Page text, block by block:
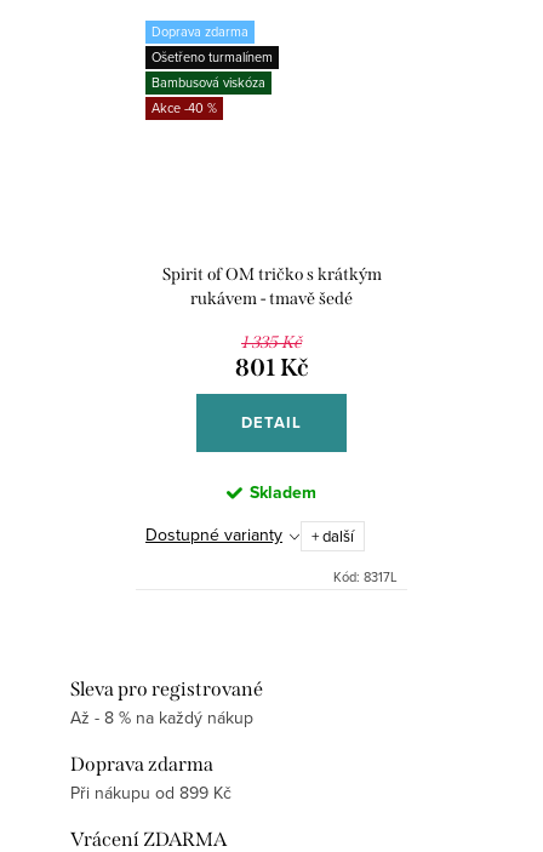
Doprava zdarma
Ošetřeno turmalínem
Bambusová viskóza
-40 %
Spirit of OM tričko s krátkým
rukávem - tmavě šedé
1 335 Kč
801 Kč
DETAIL
Skladem
Dostupné varianty
+ další
Kód: 8317L
Sleva pro registrované
Až - 8 % na každý nákup
Doprava zdarma
Při nákupu od 899 Kč
Vrácení ZDARMA